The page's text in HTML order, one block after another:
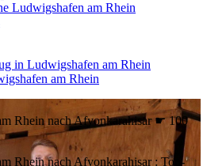
Ludwigshafen am Rhein
in Ludwigshafen am Rhein
am Rhein
Rhein nach Afyonkarahisar ☛ 100
Rhein nach Afyonkarahisar : Top-